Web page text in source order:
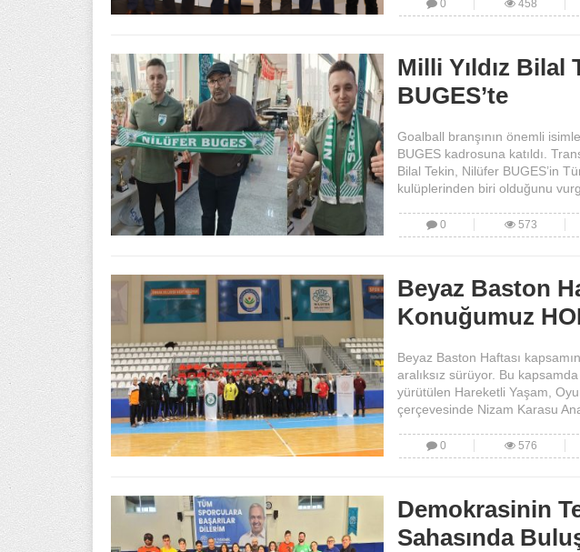
0 458
Milli Yıldız Bilal
BUGES’te
Goalball branşının önemli
BUGES kadrosuna katıldı.
Bilal Tekin, Nilüfer BUGES’in
kulüplerinden biri olduğunu
0 573
Beyaz Baston
Konuğumuz
Beyaz Baston Haftası
aralıksız sürüyor. Bu
yürütülen Hareketli Yaşam,
çerçevesinde Nizam Karasu
0 576
Demokrasinin
Sahasında